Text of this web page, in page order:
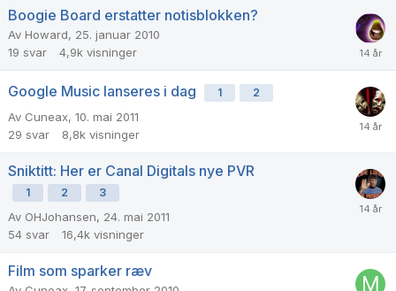
Boogie Board erstatter notisblokken?
Av Howard, 25. januar 2010
19 svar 4,9k visninger
Google Music lanseres i dag 1 2
Av Cuneax, 10. mai 2011
29 svar 8,8k visninger
Sniktitt: Her er Canal Digitals nye PVR
1 2 3
Av OHJohansen, 24. mai 2011
54 svar 16,4k visninger
Film som sparker ræv